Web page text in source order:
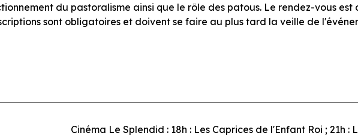
du pastoralisme ainsi que le rôle des patous. Le rendez-vous
sont obligatoires et doivent se faire au plus tard la veille de
Cinéma Le Splendid : 18h : Les Caprices de l'Enfant Roi ; 21h